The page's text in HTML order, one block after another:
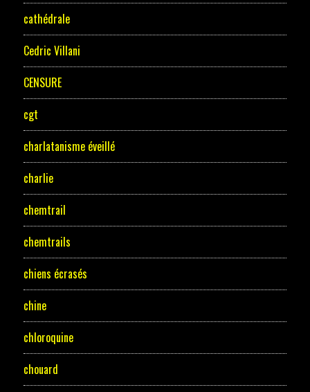
cathédrale
Cedric Villani
CENSURE
cgt
charlatanisme éveillé
charlie
chemtrail
chemtrails
chiens écrasés
chine
chloroquine
chouard